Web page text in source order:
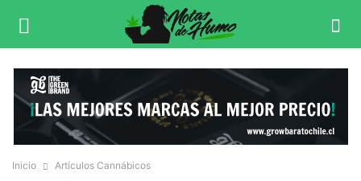
Inicio Artículos Cannábicos